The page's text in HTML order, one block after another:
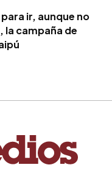
ir, aunque no
la campaña de